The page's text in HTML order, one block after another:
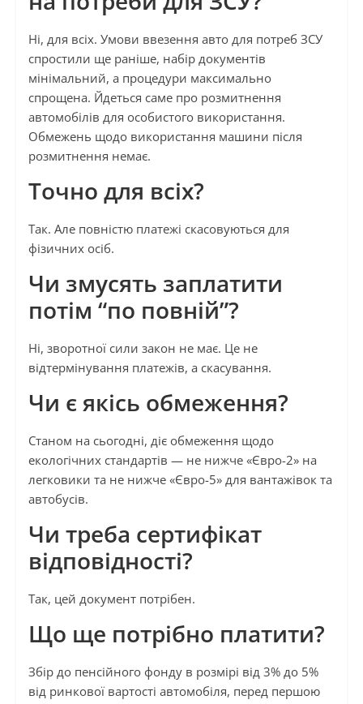
Ні, для всіх. Умови ввезення авто для потреб ЗСУ
спростили ще раніше, набір документів
мінімальний, а процедури максимально
спрощена. Йдеться саме про розмитнення
автомобілів для особистого використання.
Обмежень щодо використання машини після
розмитнення немає.
Точно для всіх?
Так. Але повністю платежі скасовуються для
фізичних осіб.
Чи змусять заплатити
потім “по повній”?
Ні, зворотної сили закон не має. Це не
відтермінування платежів, а скасування.
Чи є якісь обмеження?
Станом на сьогодні, діє обмеження щодо
екологічних стандартів — не нижче «Євро-2» на
легковики та не нижче «Євро-5» для вантажівок та
автобусів.
Чи треба сертифікат
відповідності?
Так, цей документ потрібен.
Що ще потрібно платити?
Збір до пенсійного фонду в розмірі від 3% до 5%
від ринкової вартості автомобіля, перед першою